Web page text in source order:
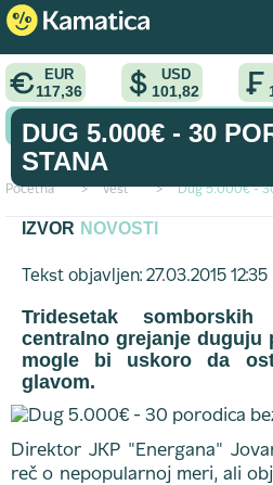
EUR
117,36
USD
101,82
KONVERTOR
Početna > vest > Dug 5.000€ -
DUG 5.000€ - 30
STANA
IZVOR NOVOSTI
Tekst objavljen: 27.03.2015 12:35
Tridesetak
centralno grejanje duguju
mogle bi uskoro da
glavom.
Direktor JKP "Energana"
reč o nepopularnoj meri, ali